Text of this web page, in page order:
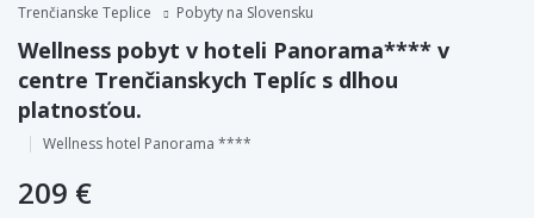
Trenčianske Teplice Pobyty na Slovensku
Wellness pobyt v hoteli Panorama**** v
centre Trenčianskych Teplíc s dlhou
platnosťou.
Wellness hotel Panorama ****
209 €